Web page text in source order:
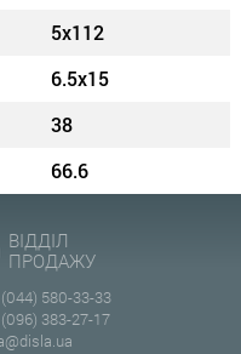
5x112
6.5x15
38
66.6
ВІДДІЛ
ПРОДАЖУ
580-33-33
383-27-17